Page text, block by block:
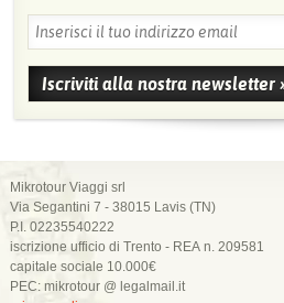
Mikrotour Viaggi srl
Via Segantini 7 - 38015 Lavis (TN)
P.I. 02235540222
iscrizione ufficio di Trento - REA n. 209581
capitale sociale 10.000€
PEC: mikrotour @ legalmail.it